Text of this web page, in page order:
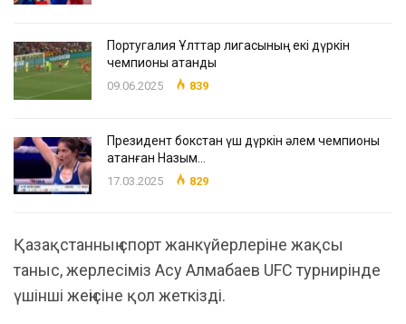
Португалия Ұлттар лигасының екі дүркін
чемпионы атанды
09.06.2025 839
Президент бокстан үш дүркін әлем чемпионы
атанған Назым…
17.03.2025 829
Қазақстанның спорт жанкүйерлеріне жақсы
таныс, жерлесіміз Асу Алмабаев UFC турнирінде
үшінші жеңісіне қол жеткізді.